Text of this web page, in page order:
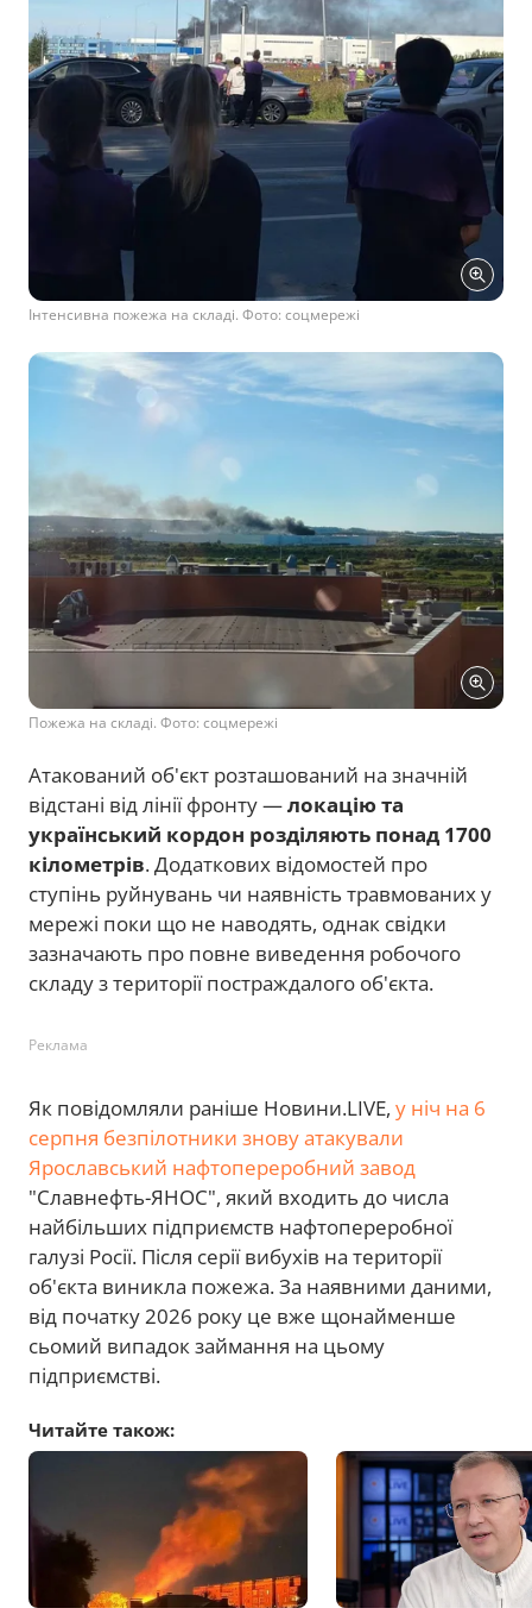
Інтенсивна пожежа на складі. Фото: соцмережі
Пожежа на складі. Фото: соцмережі
Атакований об'єкт розташований на значній
відстані від лінії фронту —локацію та
український кордон розділяють понад 1700
кілометрів. Додаткових відомостей про
ступінь руйнувань чи наявність травмованих у
мережі поки що не наводять, однак свідки
зазначають про повне виведення робочого
складу з території постраждалого об'єкта.
Реклама
Як повідомляли раніше Новини.LIVE, у ніч на 6
серпня безпілотники знову атакували
Ярославський нафтопереробний завод
"Славнефть-ЯНОС", який входить до числа
найбільших підприємств нафтопереробної
галузі Росії. Після серії вибухів на території
об'єкта виникла пожежа. За наявними даними,
від початку 2026 року це вже щонайменше
сьомий випадок займання на цьому
підприємстві.
Читайте також: